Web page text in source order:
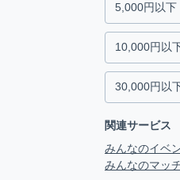
5,000円以下
10,000円以
30,000円以
関連サービス
みんなのイベ
みんなのマッ